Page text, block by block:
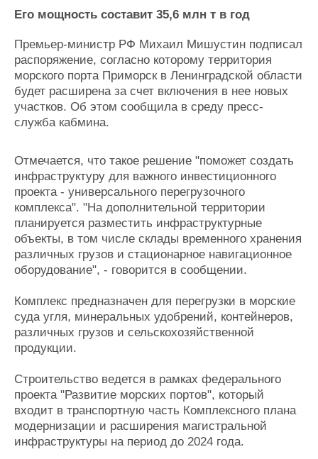
Компании
Репутация
Работа
Крюинг
Журнал
Реклама
Оборудование
Изделия
Услуги
Выставки и семинары
Личности
Словарь
Галерея флота
Форум
Отзывы
Все службы
Его мощность составит 35,6 млн т в год
Премьер-министр РФ Михаил Мишустин подписал
распоряжение, согласно которому территория
морского порта Приморск в Ленинградской области
будет расширена за счет включения в нее новых
участков. Об этом сообщила в среду пресс-
служба кабмина.
Отмечается, что такое решение "поможет создать
инфраструктуру для важного инвестиционного
проекта - универсального перегрузочного
комплекса". "На дополнительной территории
планируется разместить инфраструктурные
объекты, в том числе склады временного хранения
различных грузов и стационарное навигационное
оборудование", - говорится в сообщении.
Комплекс предназначен для перегрузки в морские
суда угля, минеральных удобрений, контейнеров,
различных грузов и сельскохозяйственной
продукции.
Строительство ведется в рамках федерального
проекта "Развитие морских портов", который
входит в транспортную часть Комплексного плана
модернизации и расширения магистральной
инфраструктуры на период до 2024 года.